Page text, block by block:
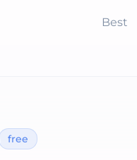
Best
free